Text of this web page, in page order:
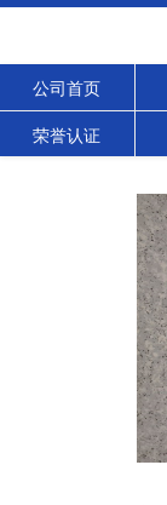
公司首页
荣誉认证